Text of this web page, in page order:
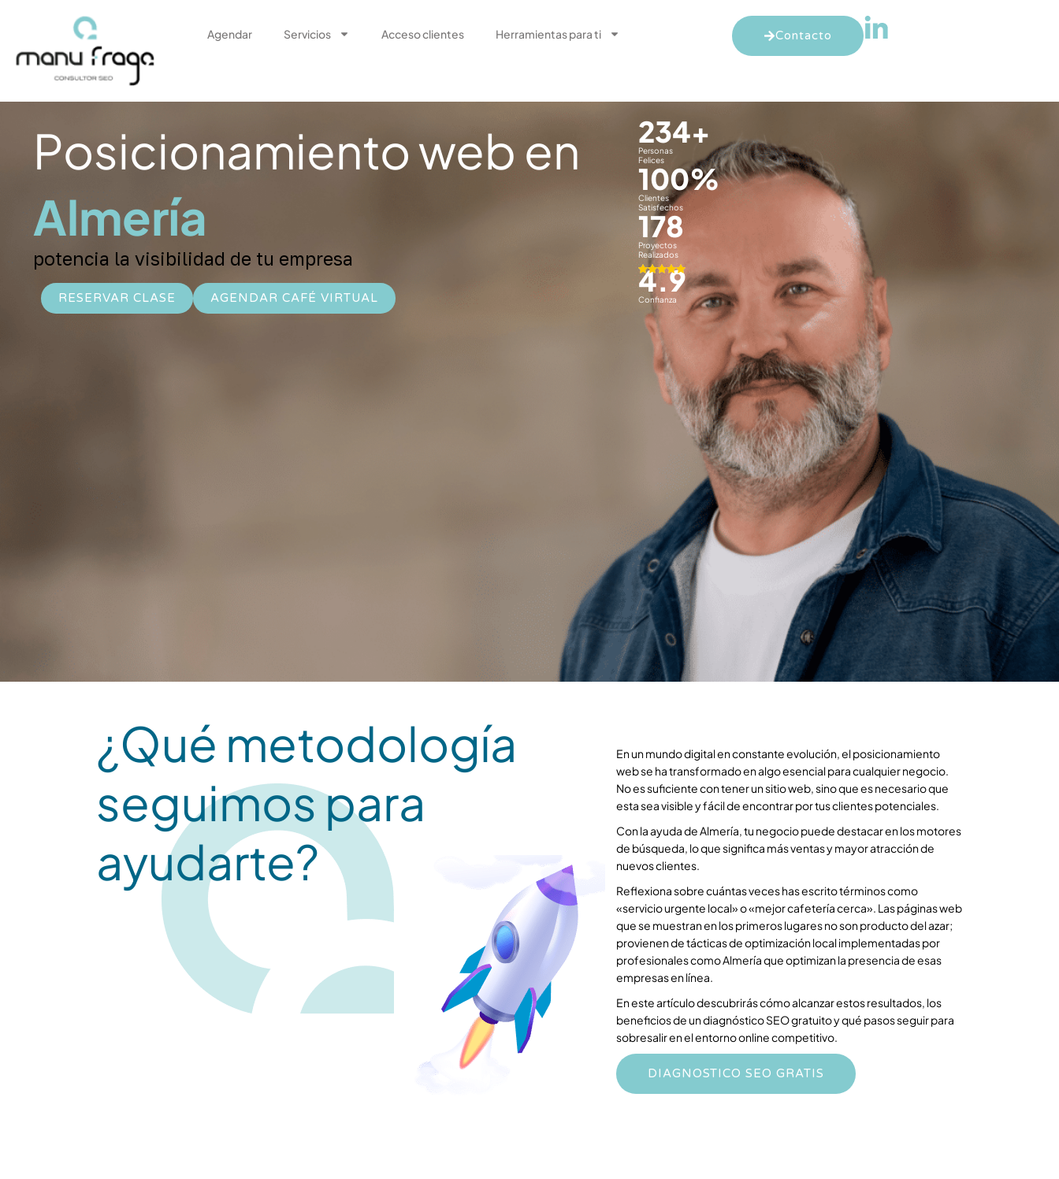
Agendar Servicios Acceso clientes Herramientas para ti Contacto
Posicionamiento web en
Almería
potencia la visibilidad de tu empresa
RESERVAR CLASE AGENDAR CAFÉ VIRTUAL
Personas
Felices
234+
Clientes
Satisfechos
100%
Proyectos
Realizados
178
Confianza
4.9
¿Qué metodología
seguimos para
ayudarte?
En un mundo digital en constante evolución, el posicionamiento
web se ha transformado en algo esencial para cualquier negocio.
No es suficiente con tener un sitio web, sino que es necesario que
esta sea visible y fácil de encontrar por tus clientes potenciales.
Con la ayuda de Almería, tu negocio puede destacar en los motores
de búsqueda, lo que significa más ventas y mayor atracción de
nuevos clientes.
Reflexiona sobre cuántas veces has escrito términos como
«servicio urgente local» o «mejor cafetería cerca». Las páginas web
que se muestran en los primeros lugares no son producto del azar;
provienen de tácticas de optimización local implementadas por
profesionales como Almería que optimizan la presencia de esas
empresas en línea.
En este artículo descubrirás cómo alcanzar estos resultados, los
beneficios de un diagnóstico SEO gratuito y qué pasos seguir para
sobresalir en el entorno online competitivo.
DIAGNOSTICO SEO GRATIS